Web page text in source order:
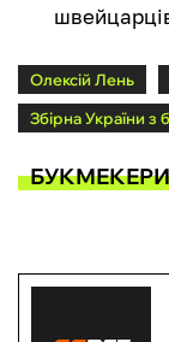
Олексій Лень
Збірна України з